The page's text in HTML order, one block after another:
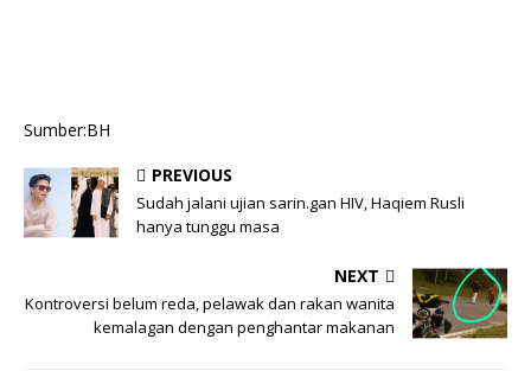
Sumber:BH
PREVIOUS
Sudah jalani ujian sarin.gan HIV, Haqiem Rusli
hanya tunggu masa
NEXT
Kontroversi belum reda, pelawak dan rakan wanita
kemalagan dengan penghantar makanan